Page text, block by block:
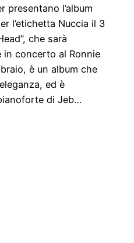
presentano l’album
l’etichetta Nuccia il 3
che sarà
concerto al Ronnie
è un album che
ed è
di Jeb…